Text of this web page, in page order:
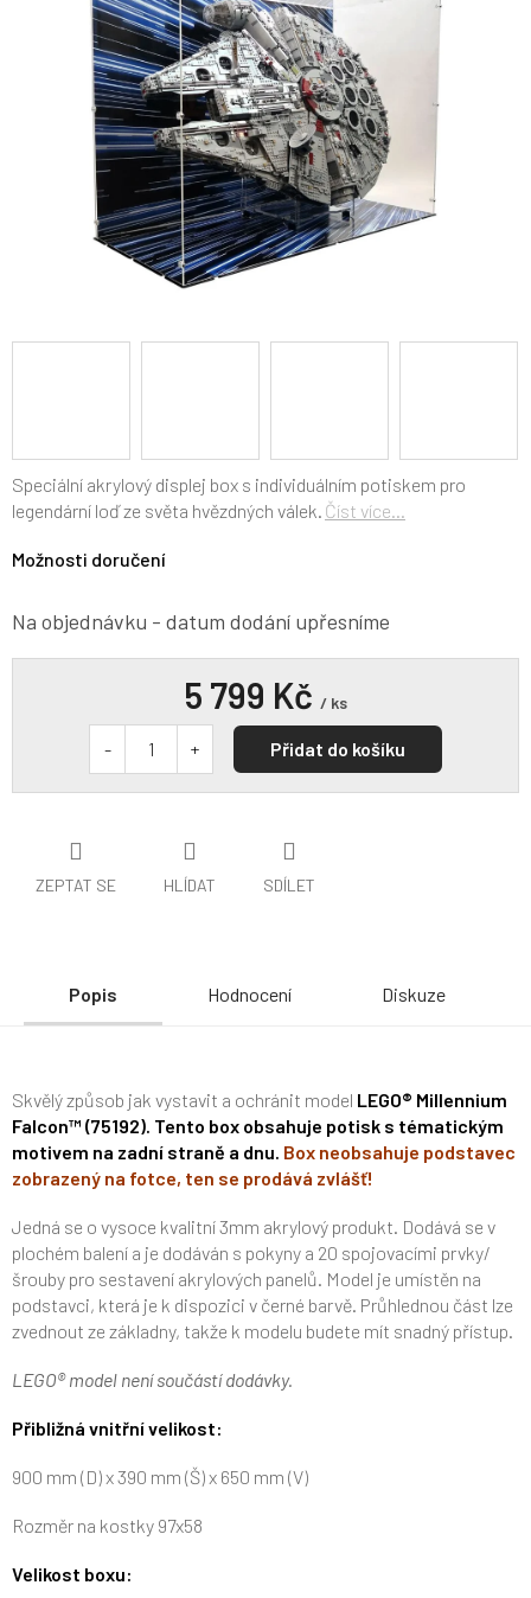
Na objednávku - datum dodání upřesníme
Možnosti doručení
Speciální akrylový displej box s individuálním potiskem pro
legendární loď ze světa hvězdných válek. Číst více...
ZEPTAT SE HLÍDAT SDÍLET
5 799 Kč / ks
Přidat do košíku
Popis Hodnocení Diskuze
Skvělý způsob jak vystavit a ochránit model LEGO® Millennium
Falcon™ (75192). Tento box obsahuje potisk s tématickým
motivem na zadní straně a dnu. Box neobsahuje podstavec
zobrazený na fotce, ten se prodává zvlášť!
Jedná se o vysoce kvalitní 3mm akrylový produkt. Dodává se v
plochém balení a je dodáván s pokyny a 20 spojovacími prvky/
šrouby pro sestavení akrylových panelů. Model je umístěn na
podstavci, která je k dispozici v černé barvě. Průhlednou část lze
zvednout ze základny, takže k modelu budete mít snadný přístup.
LEGO® model není součástí dodávky.
Přibližná vnitřní velikost:
900 mm (D) x 390 mm (Š) x 650 mm (V)
Rozměr na kostky 97x58
Velikost boxu: